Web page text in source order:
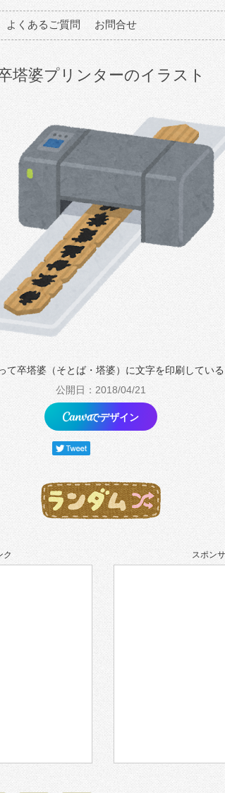
よくあるご質問 お問合せ
塔婆プリンターのイラスト
て卒塔婆（そとば・塔婆）に文字を印刷している
公開日：2018/04/21
でデザイン
ク スポン